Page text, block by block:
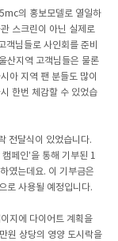
의 홍보모델로 열일하
스크린이 아닌 실제로
객님들로 사인회를 준비
산지역 고객님들은 물론
아 지역 팬 분들도 많이
한번 체감할 수 있었습
전달식이 있었습니다.
페인’을 통해 기부된 1
였는데요. 이 기부금은
로 사용될 예정입니다.
지에 다이어트 계획을
원 상당의 영양 도시락을